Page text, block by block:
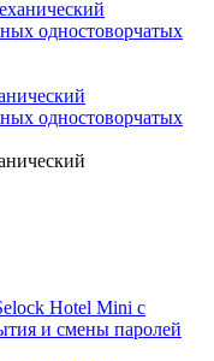
одностоворчатых